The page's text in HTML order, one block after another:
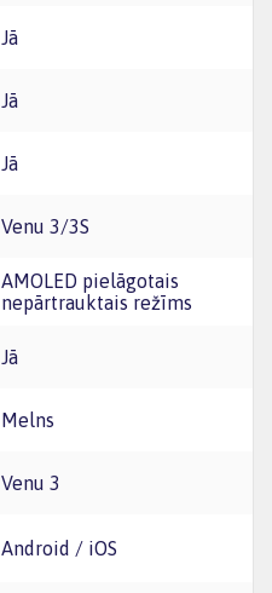
Jā
Jā
Jā
Venu 3/3S
AMOLED pielāgotais
nepārtrauktais režīms
Jā
Melns
Venu 3
Android / iOS